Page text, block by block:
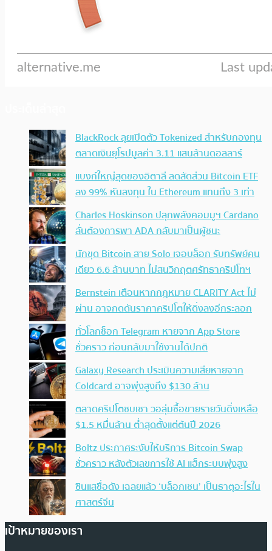
BlackRock ลุยเปิดตัว Tokenized สำหรับกองทุน
ตลาดเงินยุโรปมูลค่า 3.11 แสนล้านดอลลาร์
แบงก์ใหญ่สุดของอิตาลี ลดสัดส่วน Bitcoin ETF
ลง 99% หันลงทุน ใน Ethereum แทนถึง 3 เท่า
Charles Hoskinson ปลุกพลังคอมมูฯ Cardano
ลั่นต้องการพา ADA กลับมาเป็นผู้ชนะ
นักขุด Bitcoin สาย Solo เจอบล็อก รับทรัพย์คน
เดียว 6.6 ล้านบาท ไม่สนวิกฤตศรัทธาคริปโทฯ
Bernstein เตือนหากกฎหมาย CLARITY Act ไม่
ผ่าน อาจกดดันราคาคริปโตให้ดิ่งลงอีกระลอก
ทั่วโลกช็อก Telegram หายจาก App Store
ชั่วคราว ก่อนกลับมาใช้งานได้ปกติ
Galaxy Research ประเมินความเสียหายจาก
Coldcard อาจพุ่งสูงถึง $130 ล้าน
ตลาดคริปโตซบเซา วอลุ่มซื้อขายรายวันดิ่งเหลือ
$1.5 หมื่นล้าน ต่ำสุดตั้งแต่ต้นปี 2026
Boltz ประกาศระงับให้บริการ Bitcoin Swap
ชั่วคราว หลังตัวเลขการใช้ AI แฮ็กระบบพุ่งสูง
ซินแสชื่อดัง เฉลยแล้ว ‘บล็อกเชน’ เป็นธาตุอะไรใน
ศาสตร์จีน
เป้าหมายของเรา